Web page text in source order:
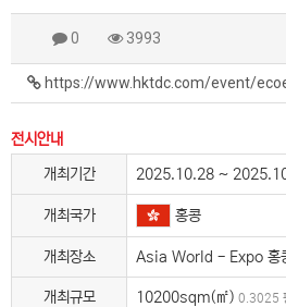
0 3993
https://www.hktdc.com/event/
전시안내
개최기간
2025.10.28 ~
개최국가 홍콩
개최장소 Asia World - Expo 홍
개최규모 10200sqm(㎡) 0.3025